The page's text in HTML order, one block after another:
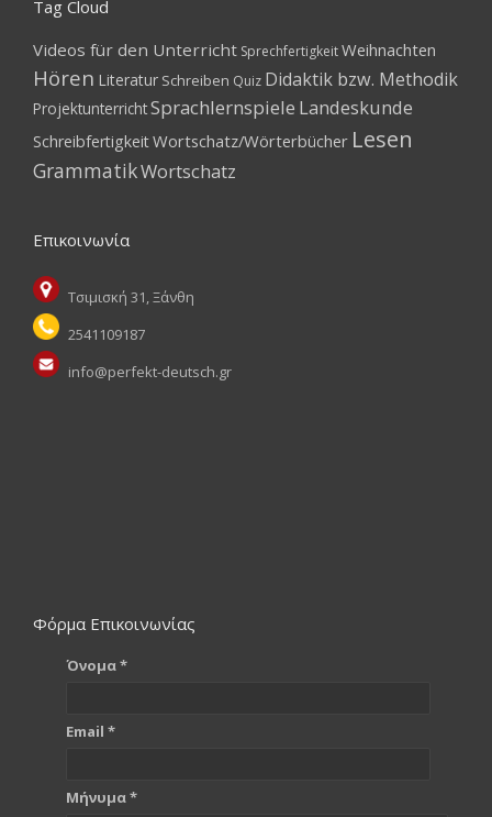
Tag Cloud
Videos für den Unterricht SprechfertigkeitWeihnachten
Hören Literatur Schreiben Quiz Didaktik bzw. Methodik
ProjektunterrichtSprachlernspiele Landeskunde
SchreibfertigkeitWortschatz/Wörterbücher Lesen
GrammatikWortschatz
Επικοινωνία
Τσιμισκή 31, Ξάνθη
2541109187
info@perfekt-deutsch.gr
Φόρμα Επικοινωνίας
Όνομα *
Email *
Μήνυμα *